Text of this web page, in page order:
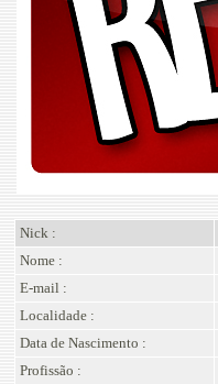
Nick :
Nome :
E-mail :
Localidade :
Data de Nascimento :
Profissão :